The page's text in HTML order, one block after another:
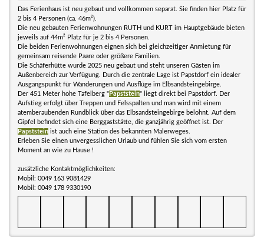
Das Ferienhaus ist neu gebaut und vollkommen separat. Sie finden hier Platz für
2 bis 4 Personen (ca. 46m²).
Die neu gebauten Ferienwohnungen RUTH und KURT im Hauptgebäude bieten
jeweils auf 44m² Platz für je 2 bis 4 Personen.
Die beiden Ferienwohnungen eignen sich bei gleichzeitiger Anmietung für
gemeinsam reisende Paare oder größere Familien.
Die Schäferhütte wurde 2025 neu gebaut und steht unseren Gästen im
Außenbereich zur Verfügung. Durch die zentrale Lage ist Papstdorf ein idealer
Ausgangspunkt für Wanderungen und Ausflüge im Elbsandsteingebirge.
Der 451 Meter hohe Tafelberg "Papststein" liegt direkt bei Papstdorf. Der
Aufstieg erfolgt über Treppen und Felsspalten und man wird mit einem
atemberaubenden Rundblick über das Elbsandsteingebirge belohnt. Auf dem
Gipfel befindet sich eine Berggaststätte, die ganzjährig geöffnet ist. Der
Papststein ist auch eine Station des bekannten Malerweges.
Erleben Sie einen unvergesslichen Urlaub und fühlen Sie sich vom ersten
Moment an wie zu Hause !
zusätzliche Kontaktmöglichkeiten:
Mobil: 0049 163 9081429
Mobil: 0049 178 9330190